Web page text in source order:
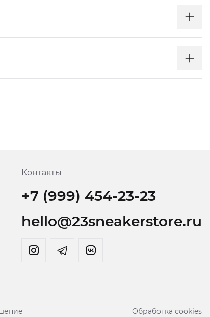
Контакты
+7 (999) 454-23-23
hello@23sneakerstore.ru
Обработка cookies